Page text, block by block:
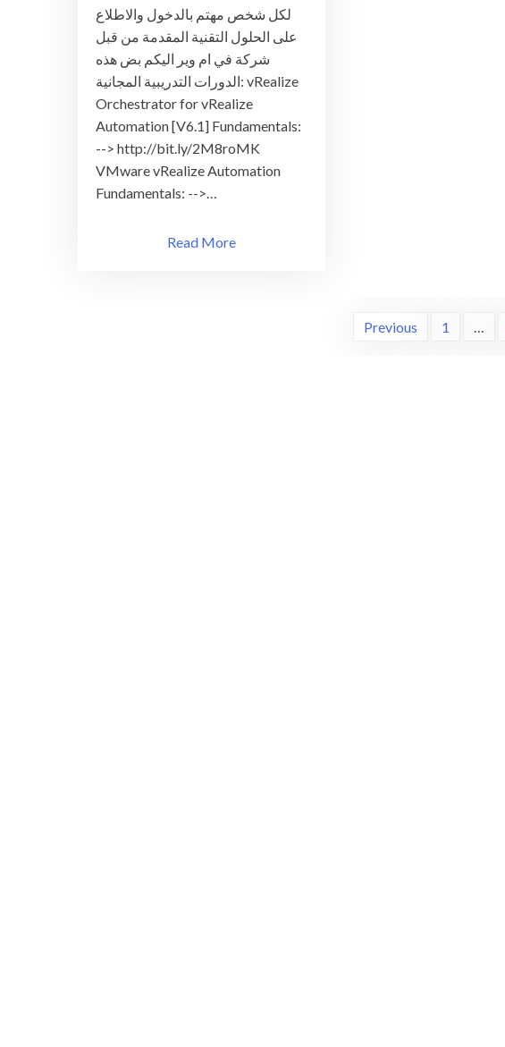
مجانية
من
شركة
في
ام
وير
–
Free
Courses
لكل شخص مهتم بالدخول والاطلاع
على الحلول التقنية المقدمة من قبل
شركة في ام وير اليكم بض هذه
الدورات التدريبية المجانية: vRealize
Orchestrator for vRealize
Automation [V6.1] Fundamentals:
--> http://bit.ly/2M8roMK
VMware vRealize Automation
Fundamentals: -->…
Read More
Previous 1 …